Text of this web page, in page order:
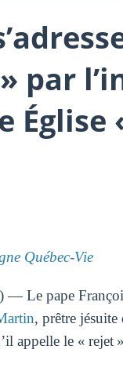
par
Église
Québec-Vie
— Le pape
, prêtre
appelle le «